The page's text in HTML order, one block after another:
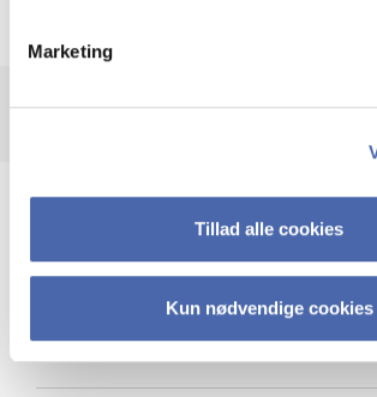
Marketing
Tillad alle cookies
Kun nødvendige cookies
Cybersikkerhed